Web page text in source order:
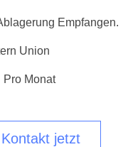
Empfangen.
Union
Pro Monat
Kontakt jetzt